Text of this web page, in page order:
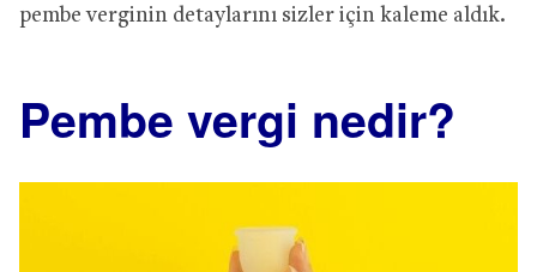
pembe verginin detaylarını sizler için kaleme aldık.
Pembe vergi nedir?